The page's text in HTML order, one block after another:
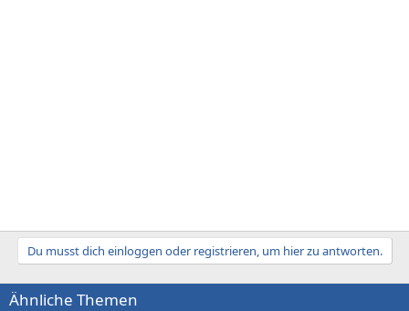
Du musst dich einloggen oder registrieren, um hier zu antworten.
Ähnliche Themen